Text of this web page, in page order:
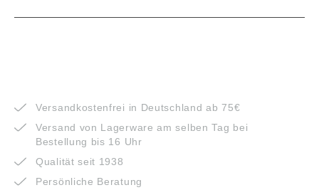
Versandkostenfrei in Deutschland ab 75€
Versand von Lagerware am selben Tag bei
Bestellung bis 16 Uhr
Qualität seit 1938
Persönliche Beratung